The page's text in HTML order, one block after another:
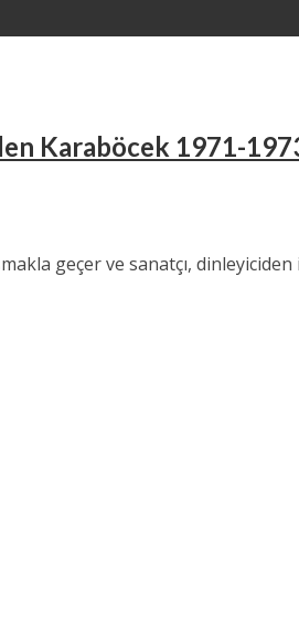
Karaböcek 1971-
geçer ve sanatçı,